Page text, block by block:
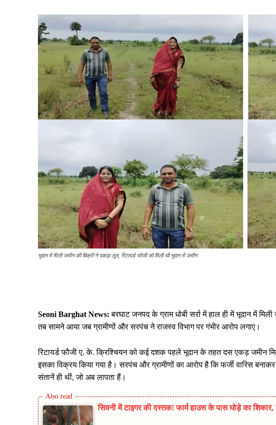
भूदान में मिली जमीन की बिक्री ने पकड़ा तूल, रिटायर्ड फौजी को मिली थी भूदान में जमीन
Seoni Barghat News: बरघाट जनपद के ग्राम धोबी सर्रा में हाल ही में भूदान में
तब सामने आया जब ग्रामीणों और सरपंच ने राजस्व विभाग पर गंभीर आरोप लगाए।
रिटायर्ड फौजी ए. के. क्रिश्चियन को कई दशक पहले भूदान के तहत दस एकड़ जमीन
इसका विक्रय किया गया है। सरपंच और ग्रामीणों का आरोप है कि फर्जी वारिस
संतानें ही थीं, जो अब लापता हैं।
सिवनी में टाइगर की दस्तक! फार्म हाउस के पास घोड़े का